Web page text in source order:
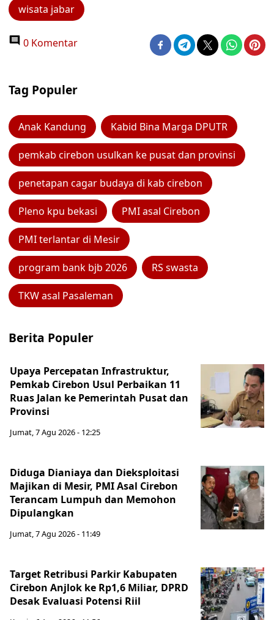
wisata jabar
0 Komentar
Tag Populer
Anak Kandung Kabid Bina Marga DPUTR
pemkab cirebon usulkan ke pusat dan provinsi
penetapan cagar budaya di kab cirebon
Pleno kpu bekasi PMI asal Cirebon
PMI terlantar di Mesir
program bank bjb 2026 RS swasta
TKW asal Pasaleman
Berita Populer
Upaya Percepatan Infrastruktur,
Pemkab Cirebon Usul Perbaikan 11
Ruas Jalan ke Pemerintah Pusat dan
Provinsi
Jumat, 7 Agu 2026 - 12:25
Diduga Dianiaya dan Dieksploitasi
Majikan di Mesir, PMI Asal Cirebon
Terancam Lumpuh dan Memohon
Dipulangkan
Jumat, 7 Agu 2026 - 11:49
Target Retribusi Parkir Kabupaten
Cirebon Anjlok ke Rp1,6 Miliar, DPRD
Desak Evaluasi Potensi Riil